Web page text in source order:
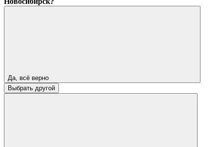
Да, всё верно
Выбрать другой